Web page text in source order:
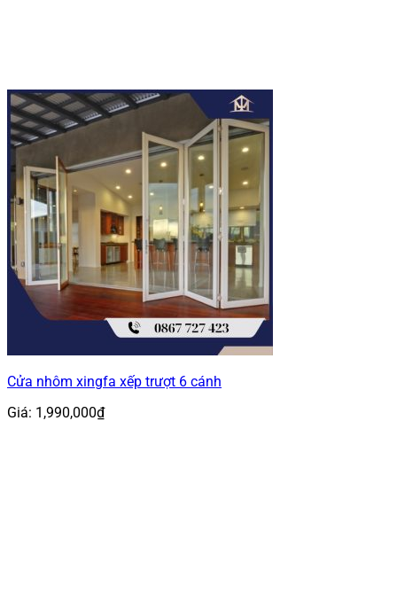
Cửa nhôm xingfa xếp trượt 6 cánh
Giá: 1,990,000₫